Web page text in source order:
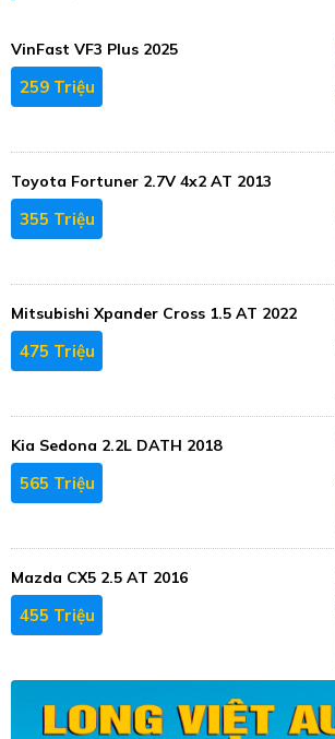
VinFast VF3 Plus 2025
259 Triệu
Toyota Fortuner 2.7V 4x2 AT 2013
355 Triệu
Mitsubishi Xpander Cross 1.5 AT 2022
475 Triệu
Kia Sedona 2.2L DATH 2018
565 Triệu
Mazda CX5 2.5 AT 2016
455 Triệu